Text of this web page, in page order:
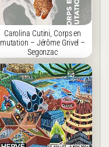
Carolina Cutini, Corps en
mutation – Jérôme Grivel –
Segonzac